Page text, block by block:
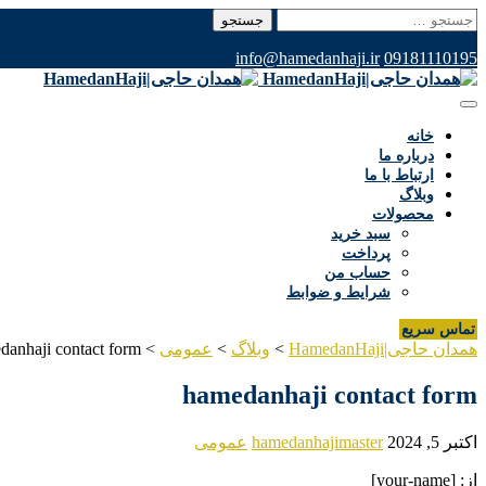
جستجو
09181110195
info@hamedanhaji.ir
خانه
درباره ما
ارتباط با ما
وبلاگ
محصولات
سبد خرید
پرداخت
حساب من
شرایط و ضوابط
تماس سریع
همدان حاجی|HamedanHaji > وبلاگ > عمومی >
contact form
hamedanhaji contact form
اکتبر 5, 2024 hamedanhajimaster عمومی
از: [your-name]